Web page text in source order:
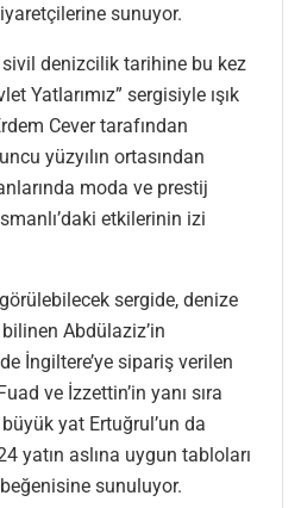
sunuyor.
denizcilik tarihine bu kez
Yatlarımız” sergisiyle ışık
Cever tarafından
yüzyılın ortasından
moda ve prestij
etkilerinin izi
sergide, denize
Abdülaziz’in
İngiltere’ye sipariş verilen
ve İzzettin’in yanı sıra
büyük yat Ertuğrul’un da
yatın aslına uygun tabloları
sunuluyor.